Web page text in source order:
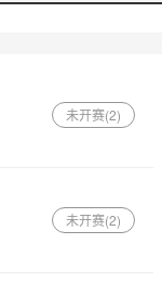
未开赛(2)
未开赛(2)